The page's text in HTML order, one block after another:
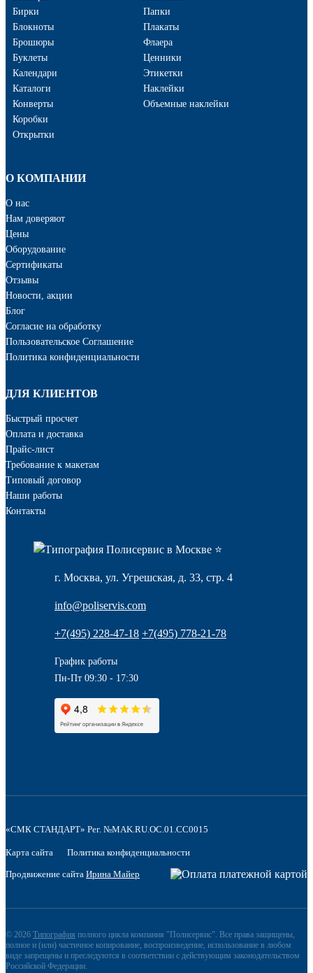
г. Москва, ул. Угрешская, д. 33, стр. 4
info@poliservis.com
+7(495) 228-47-18 +7(495) 778-21-78
График работы
Пн-Пт 09:30 - 17:30
Бирки
Блокноты
Брошюры
Буклеты
Календари
Каталоги
Конверты
Коробки
Открытки
Папки
Плакаты
Флаера
Ценники
Этикетки
Наклейки
Объемные наклейки
О КОМПАНИИ
О нас
Нам доверяют
Цены
Оборудование
Сертификаты
Отзывы
Новости, акции
Блог
Cогласие на обработку
Пользовательское Соглашение
Политика конфиденциальности
ДЛЯ КЛИЕНТОВ
Быстрый просчет
Оплата и доставка
Прайс-лист
Требование к макетам
Типовый договор
Наши работы
Контакты
«СМК СТАНДАРТ» Рег. №MAK.RU.OC.01.CC0015
Карта сайта Политика конфиденциальности
Продвижение сайта Ирина Майер
© 2026 Типография полного цикла компания "Полисервис". Все права защищены,
полное и (или) частичное копирование, воспроизведение, использование в любом
виде запрещены и преследуются в соответствии с действующим законодательством
Российской Федерации.